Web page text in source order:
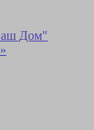
Дом"